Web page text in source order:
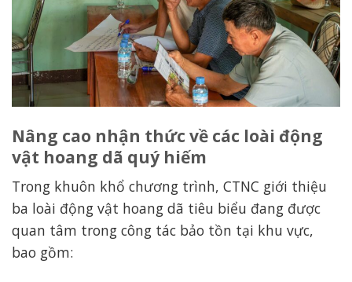
Nâng cao nhận thức về các loài động
vật hoang dã quý hiếm
Trong khuôn khổ chương trình, CTNC giới thiệu
ba loài động vật hoang dã tiêu biểu đang được
quan tâm trong công tác bảo tồn tại khu vực,
bao gồm: